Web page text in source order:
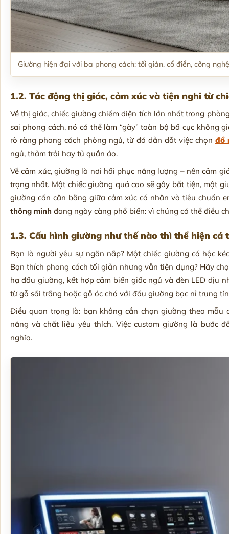
Giường hiện đại với ba phong cách: tối giản, cổ điển, công
1.2. Tác động thị giác, cảm xúc và tiện nghi từ
Về thị giác, chiếc giường chiếm diện tích lớn nhất trong
sai phong cách, nó có thể làm “gãy” toàn bộ bố cục không
rõ ràng phong cách phòng ngủ, từ đó dẫn dắt việc chọn đồ
ngủ, thảm trải hay tủ quần áo.
Về cảm xúc, giường là nơi hồi phục năng lượng – nên cảm
trọng nhất. Một chiếc giường quá cao sẽ gây bất tiện, một
giường cần cân bằng giữa cảm xúc cá nhân và tiêu chuẩn
thông minh đang ngày càng phổ biến: vì chúng có thể điều
1.3. Cấu hình giường như thế nào thì thể hiện cá
Bạn là người yêu sự ngăn nắp? Một chiếc giường có hộc
Bạn thích phong cách tối giản nhưng vẫn tiện dụng? Hãy
hạ đầu giường, kết hợp cảm biến giấc ngủ và đèn LED dịu
từ gỗ sồi trắng hoặc gỗ óc chó với đầu giường bọc nỉ trung
Điều quan trọng là: bạn không cần chọn giường theo mẫu
năng và chất liệu yêu thích. Việc custom giường là bước
nghĩa.